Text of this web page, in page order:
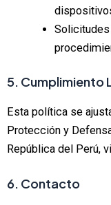
5. Cumplimiento
Esta política se
Protección y
República del Perú,
6. Contacto